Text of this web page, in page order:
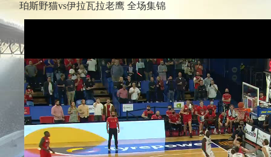
珀斯野猫vs伊拉瓦拉老鹰 全场集锦